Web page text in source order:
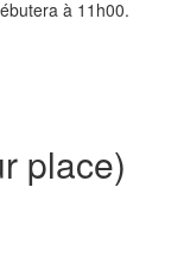
à 11h00.
place)